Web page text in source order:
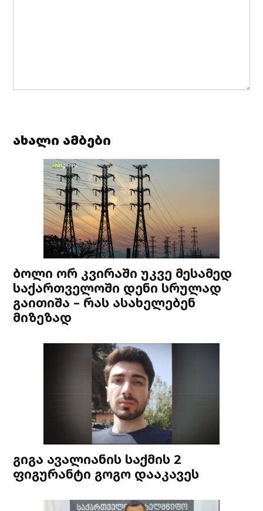
ახალი ამბები
ბოლი ორ კვირაში უკვე მესამედ
საქართველოში დენი სრულად
გაითიშა – რას ასახელებენ
მიზეზად
გიგა ავალიანის საქმის 2
ფიგურანტი გოგო დააკავეს